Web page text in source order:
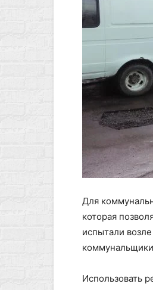
Для
которая
испытали
Использовать